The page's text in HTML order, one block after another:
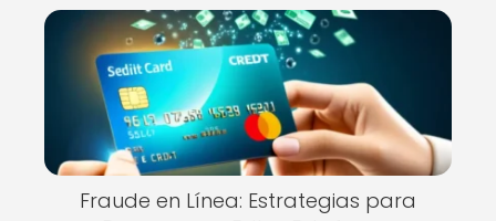
Fraude en Línea: Estrategias para